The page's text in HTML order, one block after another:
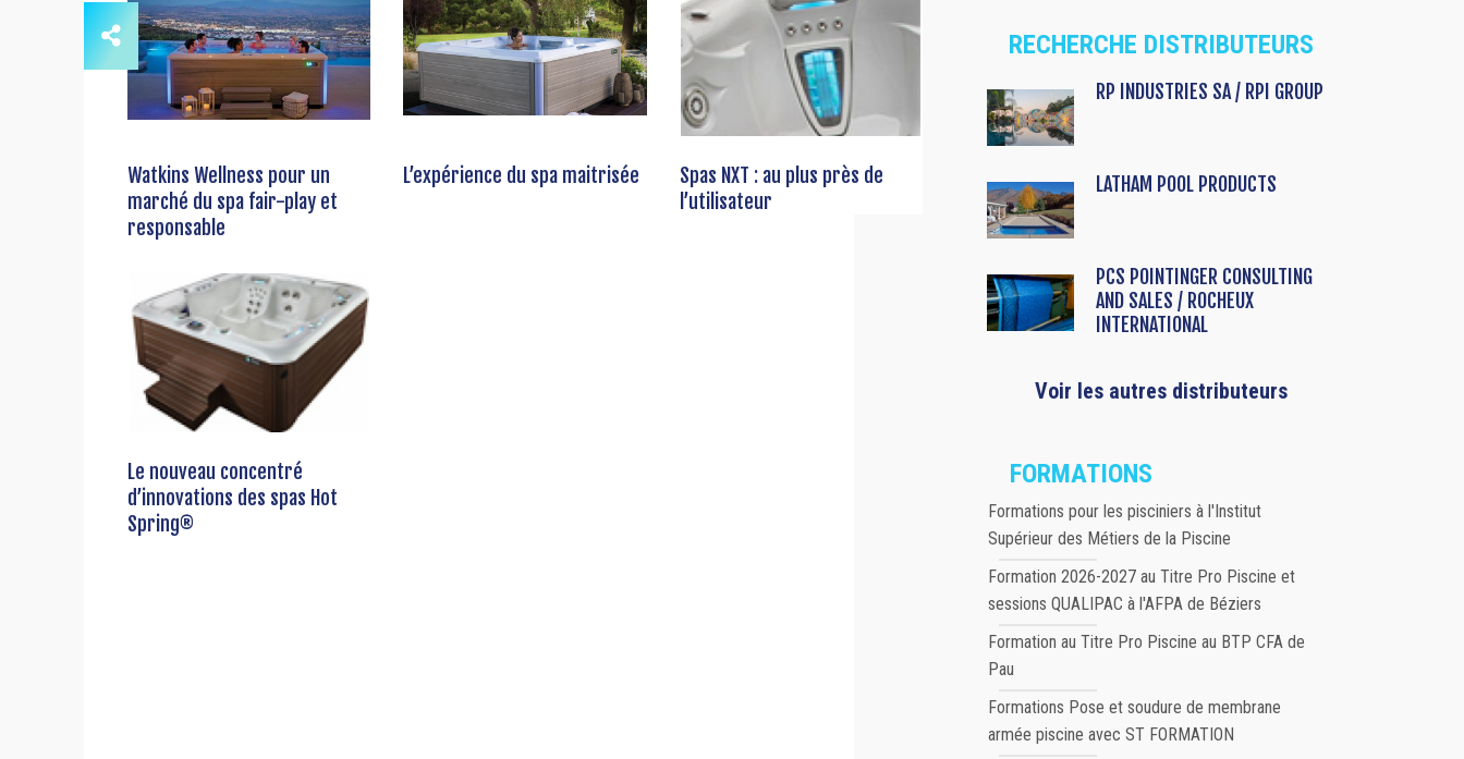
Watkins Wellness pour un
marché du spa fair-play et
responsable
L’expérience du spa maitrisée
Spas NXT : au plus près de
l’utilisateur
Le nouveau concentré
d’innovations des spas Hot
Spring®
RECHERCHE DISTRIBUTEURS
RP INDUSTRIES SA / RPI GROUP
LATHAM POOL PRODUCTS
PCS POINTINGER CONSULTING
AND SALES / ROCHEUX
INTERNATIONAL
Voir les autres distributeurs
FORMATIONS
Formations pour les pisciniers à l'Institut
Supérieur des Métiers de la Piscine
Formation 2026-2027 au Titre Pro Piscine et
sessions QUALIPAC à l'AFPA de Béziers
Formation au Titre Pro Piscine au BTP CFA de
Pau
Formations Pose et soudure de membrane
armée piscine avec ST FORMATION